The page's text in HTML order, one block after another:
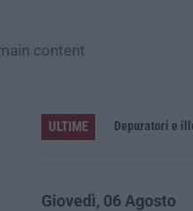
content
ULTIME
Giovedì, 06 Agosto